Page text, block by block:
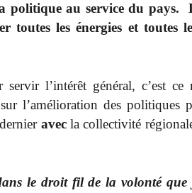
politique au service du pays.
toutes les énergies et toutes
servir l’intérêt général, c’est
l’amélioration des politiques
avecla collectivité
le droit fil de la volonté que